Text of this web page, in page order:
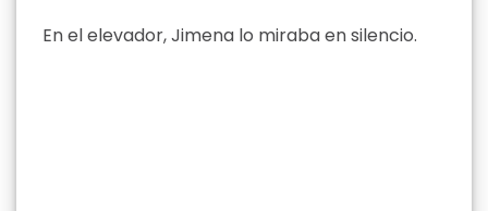
En el elevador, Jimena lo miraba en silencio.